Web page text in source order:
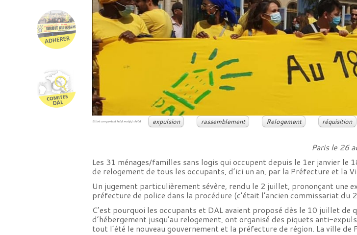
Billet comportant le(s) mot(s) clé(s) expulsion rassemblement Relogement réquisition
Paris le 26
Les 31 ménages/familles sans logis qui occupent depuis le 1er janvier le
de relogement de tous les occupants, d’ici un an, par la Préfecture et la
Un jugement particulièrement sévère, rendu le 2 juillet, prononçant une
préfecture de police dans la procédure (c’était l’ancien commissariat du 2
C’est pourquoi les occupants et DAL avaient proposé dès le 10 juillet
d’hébergement jusqu’au relogement, ont organisé des piquets anti-
tout l’été le nouveau gouvernement et la préfecture de région. La ville